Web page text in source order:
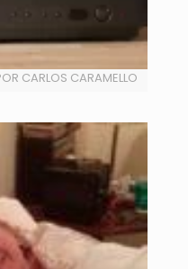
CARLOS CARAMELLO